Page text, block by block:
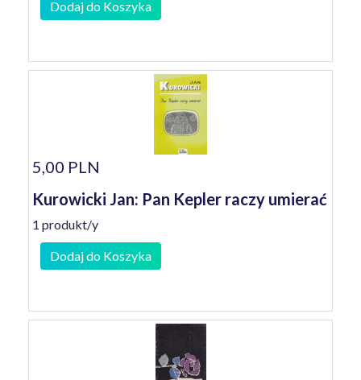
Dodaj do Koszyka
5,00 PLN
Kurowicki Jan: Pan Kepler raczy umierać
1 produkt/y
Dodaj do Koszyka